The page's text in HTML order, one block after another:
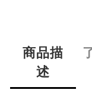
商品描
述